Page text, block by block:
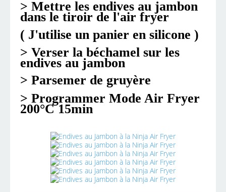
> Mettre les endives au jambon
dans le tiroir de l'air fryer
( J'utilise un panier en silicone )
> Verser la béchamel sur les
endives au jambon
> Parsemer de gruyère
> Programmer Mode Air Fryer
200°C 15min